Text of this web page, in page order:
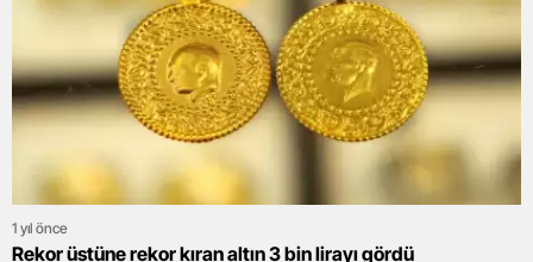
1 yıl önce
Rekor üstüne rekor kıran altın 3 bin lirayı gördü